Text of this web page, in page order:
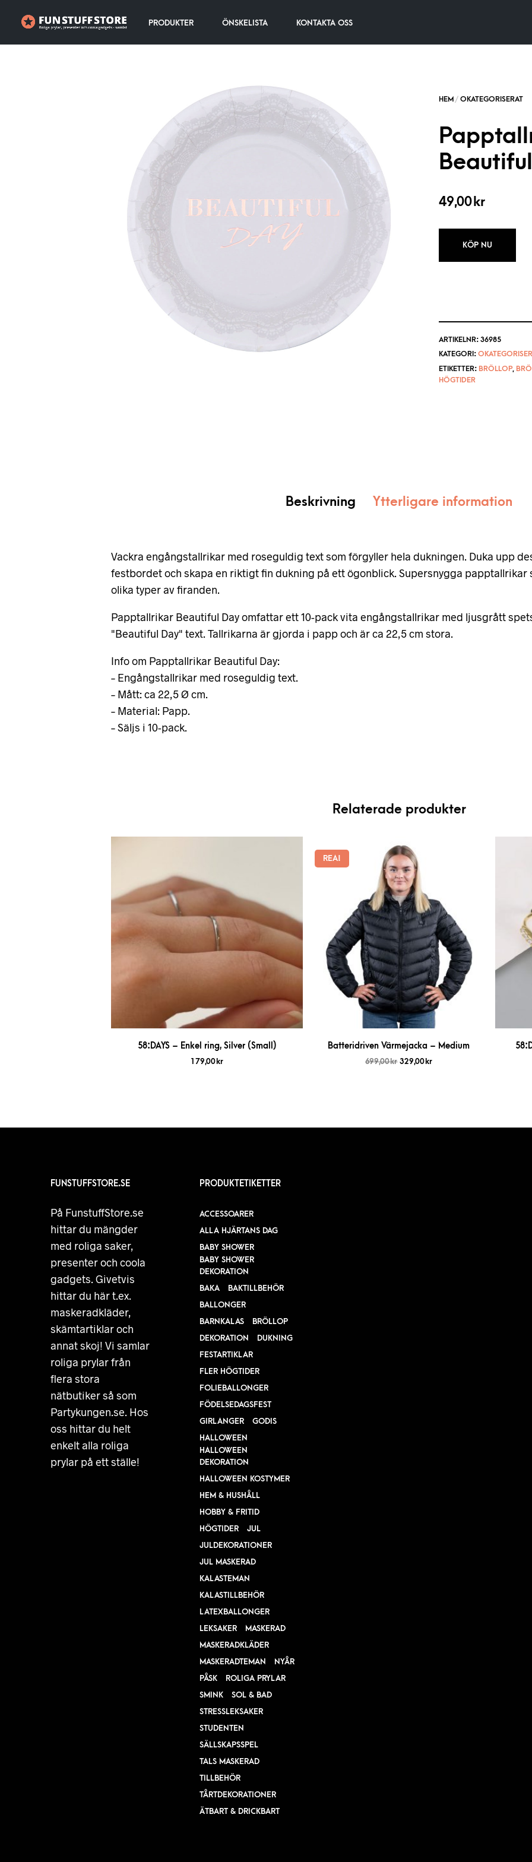
PRODUKTER ÖNSKELISTA KONTAKTA OSS
49,00 kr
KÖP NU
ARTIKELNR: 36985
KATEGORI:
ETIKETTER: BRÖLLOP,
HÖGTIDER
Beskrivning Ytterligare information
Vackra engångstallrikar med roseguldig text som förgyller hela dukningen. Duka upp
festbordet och skapa en riktigt fin dukning på ett ögonblick. Supersnygga
olika typer av firanden.
Papptallrikar Beautiful Day omfattar ett 10-pack vita engångstallrikar med ljusgrått
"Beautiful Day" text. Tallrikarna är gjorda i papp och är ca 22,5 cm stora.
Info om Papptallrikar Beautiful Day:
– Engångstallrikar med roseguldig text.
– Mått: ca 22,5 Ø cm.
– Material: Papp.
– Säljs i 10-pack.
Relaterade produkter
58:DAYS – Enkel ring, Silver (Small)
179,00 kr
REA!
Batteridriven Värmejacka – Medium
699,00kr 329,00 kr
FUNSTUFFSTORE.SE
På FunstuffStore.se
hittar du mängder
med roliga saker,
presenter och coola
gadgets. Givetvis
hittar du här t.ex.
maskeradkläder,
skämtartiklar och
annat skoj! Vi samlar
roliga prylar från
flera stora
nätbutiker så som
Partykungen.se. Hos
oss hittar du helt
enkelt alla roliga
prylar på ett ställe!
PRODUKTETIKETTER
ACCESSOARER
ALLA HJÄRTANS DAG
BABY SHOWER
BABY SHOWER
DEKORATION
BAKA
BAKTILLBEHÖR
BALLONGER
BARNKALAS
BRÖLLOP
DEKORATION
DUKNING
FESTARTIKLAR
FLER HÖGTIDER
FOLIEBALLONGER
FÖDELSEDAGSFEST
GIRLANGER
GODIS
HALLOWEEN
HALLOWEEN
DEKORATION
HALLOWEEN KOSTYMER
HEM & HUSHÅLL
HOBBY & FRITID
HÖGTIDER
JUL
JULDEKORATIONER
JUL MASKERAD
KALASTEMAN
KALASTILLBEHÖR
LATEXBALLONGER
LEKSAKER
MASKERAD
MASKERADKLÄDER
MASKERADTEMAN
NYÅR
PÅSK
ROLIGA PRYLAR
SMINK
SOL & BAD
STRESSLEKSAKER
STUDENTEN
SÄLLSKAPSSPEL
TALS MASKERAD
TILLBEHÖR
TÅRTDEKORATIONER
ÄTBART & DRICKBART